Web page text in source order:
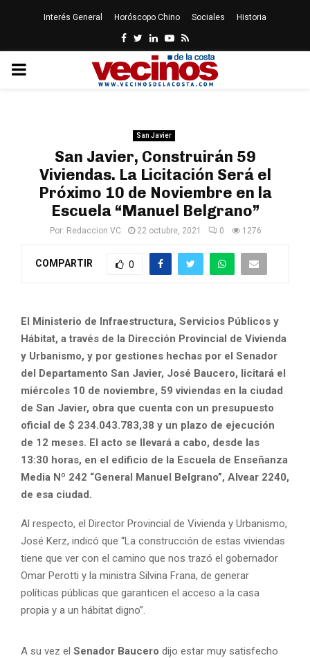
Interés General Horóscopo Chino Sociales Historia
Facebook
Twitter
LinkedinYoutube
Rss
PRIMARY
San Javier
San Javier, Construirán 59
Viviendas. La Licitación Será el
Próximo 10 de Noviembre en la
Escuela “Manuel Belgrano”
Por: Redaccion VC 22 octubre, 2021 0 1276
COMPARTIR 0
El Ministerio de Infraestructura, Servicios Públicos y
Hábitat, a través de la Dirección Provincial de Vivienda
y Urbanismo, y por gestiones hechas por el Senador
del Departamento San Javier, José Baucero, licitará el
miércoles 10 de noviembre, 59 viviendas en la ciudad
de San Javier, obra que cuenta con un presupuesto
oficial de $ 234.043.783,38 y un plazo de ejecución
de 12 meses. El acto se llevará a cabo, desde las
13:30 horas, en el edificio de la Escuela de Enseñanza
Media Nº 242 “General Manuel Belgrano”, Alvear 2240,
de esa ciudad.
Al respecto, el Director Provincial de Vivienda y Urbanismo,
José Kerz, indicó que “La construcción de estas viviendas
tiene que ver con el camino que nos trazó el gobernador
Omar Perotti y la ministra Silvina Frana, de generar
políticas públicas que garanticen el acceso a la casa
propia y a un hábitat digno”.
A su vez el Senador Baucero dijo estar muy satisfecho